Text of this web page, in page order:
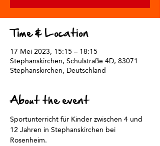
Time & Location
17 Mei 2023, 15:15 – 18:15
Stephanskirchen, Schulstraße 4D, 83071
Stephanskirchen, Deutschland
About the event
Sportunterricht für Kinder zwischen 4 und
12 Jahren in Stephanskirchen bei
Rosenheim.